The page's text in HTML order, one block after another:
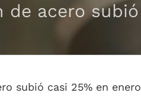
de acero
subió casi 25% en enero